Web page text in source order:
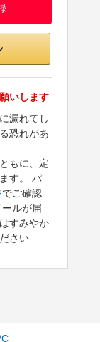
いします
漏れてし
恐れがあ
もに、定
す。 パ
でご確認
ルが届
すみやか
さい